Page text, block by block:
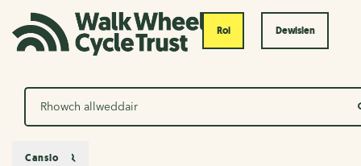
Roi Dewislen
Chwilio
Canslo